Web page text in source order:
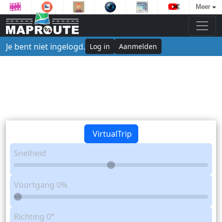
Meer
Je bent niet ingelogd. Log in Aanmelden
VirtualTrip
Snelheid
Voortgang 0%
Richting 0°